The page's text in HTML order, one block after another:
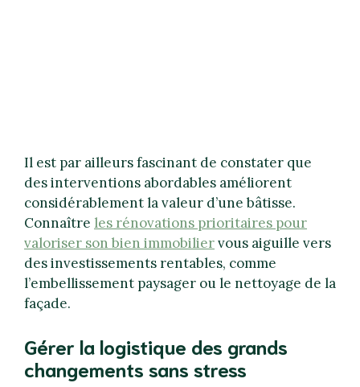
Il est par ailleurs fascinant de constater que
des interventions abordables améliorent
considérablement la valeur d’une bâtisse.
Connaître les rénovations prioritaires pour
valoriser son bien immobiliervous aiguille vers
des investissements rentables, comme
l’embellissement paysager ou le nettoyage de la
façade.
Gérer la logistique des grands
changements sans stress